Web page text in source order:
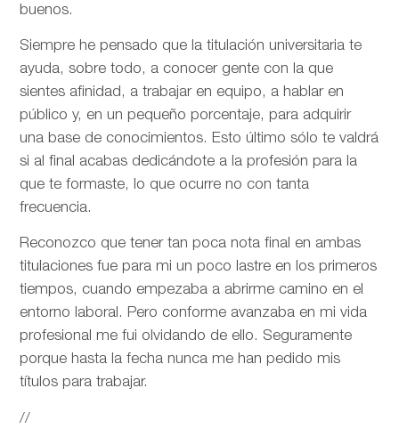
buenos.
Siempre he pensado que la titulación universitaria te
ayuda, sobre todo, a conocer gente con la que
sientes afinidad, a trabajar en equipo, a hablar en
público y, en un pequeño porcentaje, para adquirir
una base de conocimientos. Esto último sólo te valdrá
si al final acabas dedicándote a la profesión para la
que te formaste, lo que ocurre no con tanta
frecuencia.
Reconozco que tener tan poca nota final en ambas
titulaciones fue para mi un poco lastre en los primeros
tiempos, cuando empezaba a abrirme camino en el
entorno laboral. Pero conforme avanzaba en mi vida
profesional me fui olvidando de ello. Seguramente
porque hasta la fecha nunca me han pedido mis
títulos para trabajar.
//